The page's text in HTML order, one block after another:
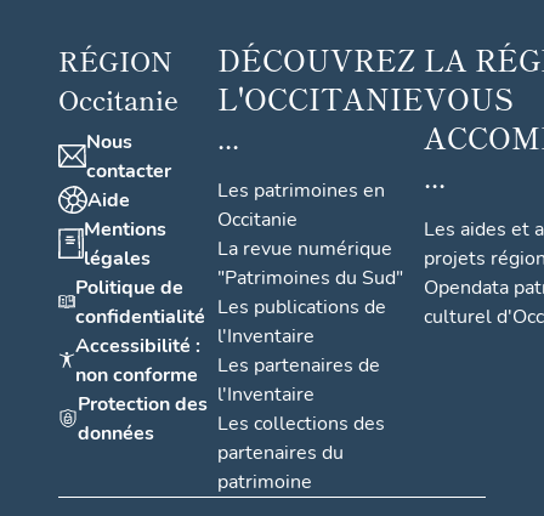
RÉGION
Occitanie
Nous
contacter
Aide
Mentions
légales
Politique de
confidentialité
Accessibilité :
non conforme
Protection des
données
DÉCOUVREZ
L'OCCITANIE
...
Les patrimoines en
Occitanie
La revue numérique
"Patrimoines du Sud"
Les publications de
l'Inventaire
Les partenaires de
l'Inventaire
Les collections des
partenaires du
patrimoine
LA
VOUS
...
Les aides et
projets
Opendata
culturel